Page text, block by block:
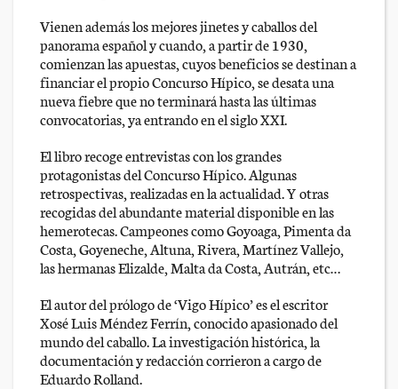
Vienen además los mejores jinetes y caballos del
panorama español y cuando, a partir de 1930,
comienzan las apuestas, cuyos beneficios se destinan a
financiar el propio Concurso Hípico, se desata una
nueva fiebre que no terminará hasta las últimas
convocatorias, ya entrando en el siglo XXI.
El libro recoge entrevistas con los grandes
protagonistas del Concurso Hípico. Algunas
retrospectivas, realizadas en la actualidad. Y otras
recogidas del abundante material disponible en las
hemerotecas. Campeones como Goyoaga, Pimenta da
Costa, Goyeneche, Altuna, Rivera, Martínez Vallejo,
las hermanas Elizalde, Malta da Costa, Autrán, etc…
El autor del prólogo de ‘Vigo Hípico’ es el escritor
Xosé Luis Méndez Ferrín, conocido apasionado del
mundo del caballo. La investigación histórica, la
documentación y redacción corrieron a cargo de
Eduardo Rolland.